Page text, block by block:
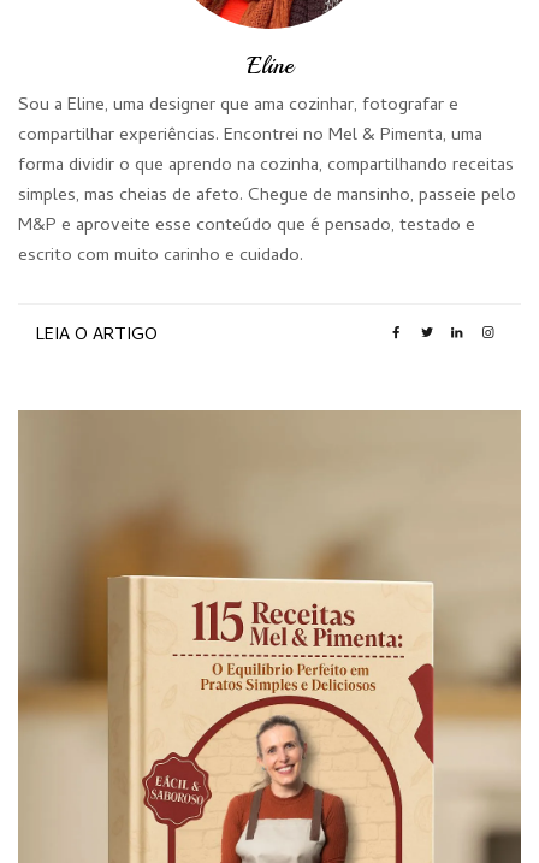
Eline
Sou a Eline, uma designer que ama cozinhar, fotografar e
compartilhar experiências. Encontrei no Mel & Pimenta, uma
forma dividir o que aprendo na cozinha, compartilhando receitas
simples, mas cheias de afeto. Chegue de mansinho, passeie pelo
M&P e aproveite esse conteúdo que é pensado, testado e
escrito com muito carinho e cuidado.
LEIA O ARTIGO